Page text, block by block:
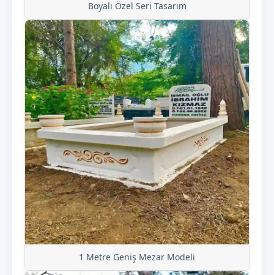
Boyalı Özel Seri Tasarım
1 Metre Geniş Mezar Modeli